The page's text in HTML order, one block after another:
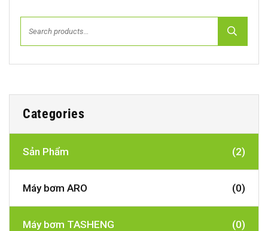
Categories
Sản Phẩm (2)
Máy bơm ARO (0)
Máy bơm TASHENG (0)